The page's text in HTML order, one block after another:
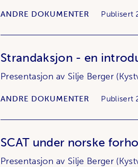
ANDRE DOKUMENTER Publisert
Strandaksjon - en
Presentasjon av Silje Berger
ANDRE DOKUMENTER Publisert
SCAT under norske
Presentasjon av Silje Berger